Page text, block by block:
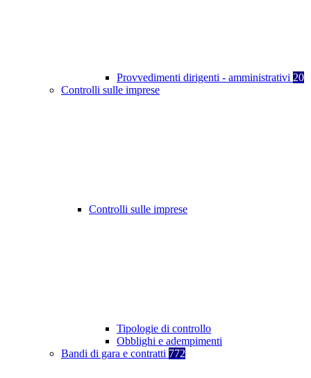
Provvedimenti dirigenti - amministrativi 20
Controlli sulle imprese
Controlli sulle imprese
Tipologie di controllo
Obblighi e adempimenti
Bandi di gara e contratti 772